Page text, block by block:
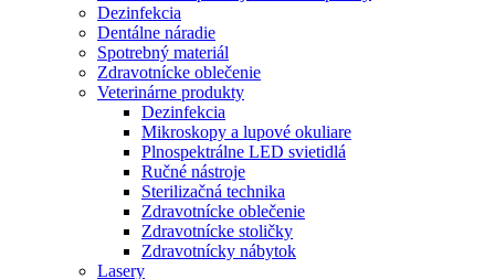
Dezinfekcia
Dentálne náradie
Spotrebný materiál
Zdravotnícke oblečenie
Veterinárne produkty
Dezinfekcia
Mikroskopy a lupové okuliare
Plnospektrálne LED svietidlá
Ručné nástroje
Sterilizačná technika
Zdravotnícke oblečenie
Zdravotnícke stoličky
Zdravotnícky nábytok
Lasery